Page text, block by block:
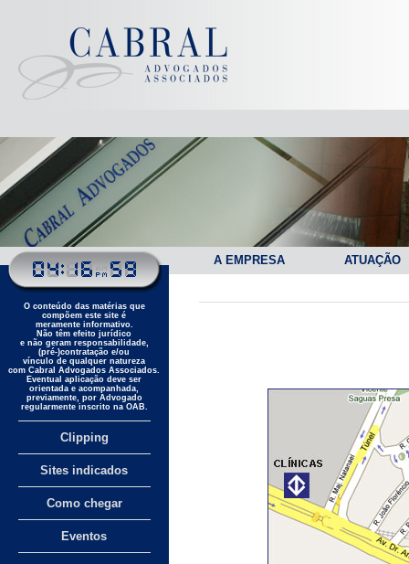
A EMPRESA ATUAÇÃO
O conteúdo das matérias que
compõem este site é
meramente informativo.
Não têm efeito jurídico
e não geram responsabilidade,
(pré-)contratação e/ou
vínculo de qualquer natureza
com Cabral Advogados Associados.
Eventual aplicação deve ser
orientada e acompanhada,
previamente, por Advogado
regularmente inscrito na OAB.
Clipping
Sites indicados
Como chegar
Eventos